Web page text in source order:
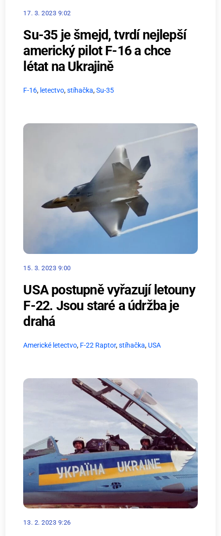
17. 3. 2023 9:02
Su-35 je šmejd, tvrdí nejlepší
americký pilot F-16 a chce
létat na Ukrajině
F-16, letectvo,stíhačka,Su-35
15. 3. 2023 9:00
USA postupně vyřazují letouny
F-22. Jsou staré a údržba je
drahá
Americké letectvo, F-22 Raptor,stíhačka, USA
13. 2. 2023 9:26